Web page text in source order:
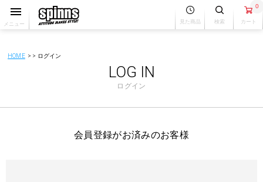
メニュー 見た商品 検索
0
カート
HOME ログイン
LOG IN
ログイン
会員登録がお済みのお客様